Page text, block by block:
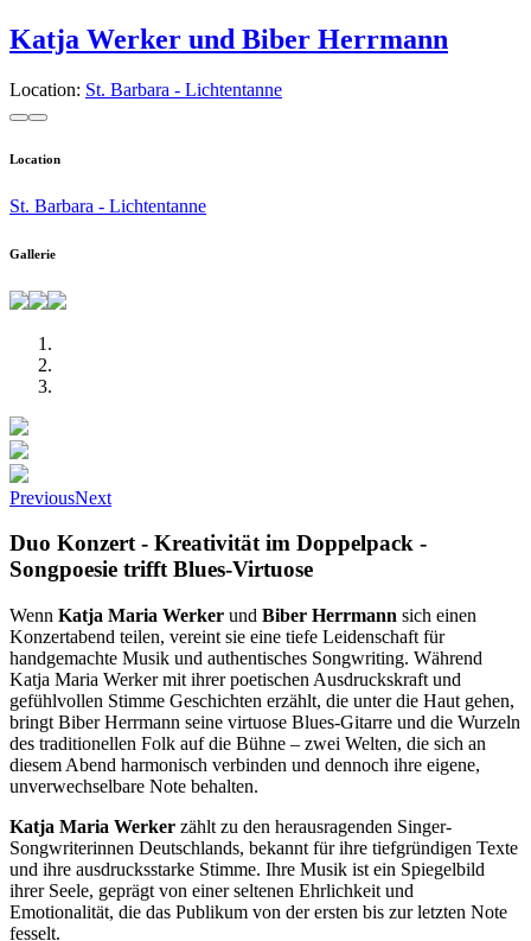
Katja Werker und Biber Herrmann
Location: St. Barbara - Lichtentanne
Location
St. Barbara - Lichtentanne
Gallerie
PreviousNext
Duo Konzert - Kreativität im Doppelpack -
Songpoesie trifft Blues-Virtuose
Wenn Katja Maria Werker und Biber Herrmann sich einen
Konzertabend teilen, vereint sie eine tiefe Leidenschaft für
handgemachte Musik und authentisches Songwriting. Während
Katja Maria Werker mit ihrer poetischen Ausdruckskraft und
gefühlvollen Stimme Geschichten erzählt, die unter die Haut gehen,
bringt Biber Herrmann seine virtuose Blues-Gitarre und die Wurzeln
des traditionellen Folk auf die Bühne – zwei Welten, die sich an
diesem Abend harmonisch verbinden und dennoch ihre eigene,
unverwechselbare Note behalten.
Katja Maria Werker zählt zu den herausragenden Singer-
Songwriterinnen Deutschlands, bekannt für ihre tiefgründigen Texte
und ihre ausdrucksstarke Stimme. Ihre Musik ist ein Spiegelbild
ihrer Seele, geprägt von einer seltenen Ehrlichkeit und
Emotionalität, die das Publikum von der ersten bis zur letzten Note
fesselt.